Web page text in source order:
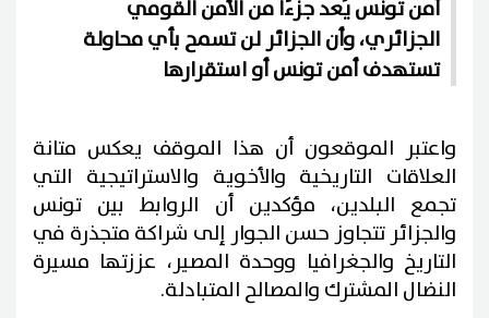
أمن تونس يُعد جزءًا من الأمن القومي
الجزائري، وأن الجزائر لن تسمح بأي محاولة
تستهدف أمن تونس أو استقرارها
واعتبر الموقعون أن هذا الموقف يعكس متانة
العلاقات التاريخية والأخوية والاستراتيجية التي
تجمع البلدين، مؤكدين أن الروابط بين تونس
والجزائر تتجاوز حسن الجوار إلى شراكة متجذرة في
التاريخ والجغرافيا ووحدة المصير، عززتها مسيرة
النضال المشترك والمصالح المتبادلة.